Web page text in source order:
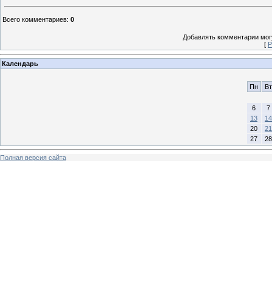
Всего комментариев: 0
Добавлять комментарии
[
Календарь
Пн Вт
6
7
13
14
20
21
27
28
Полная версия сайта